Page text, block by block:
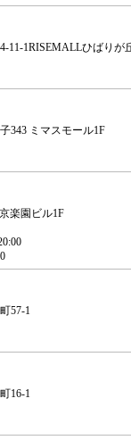
11-1RISEMALLひばりが
343 ミマスモール1F
楽園ビル1F
57-1
16-1